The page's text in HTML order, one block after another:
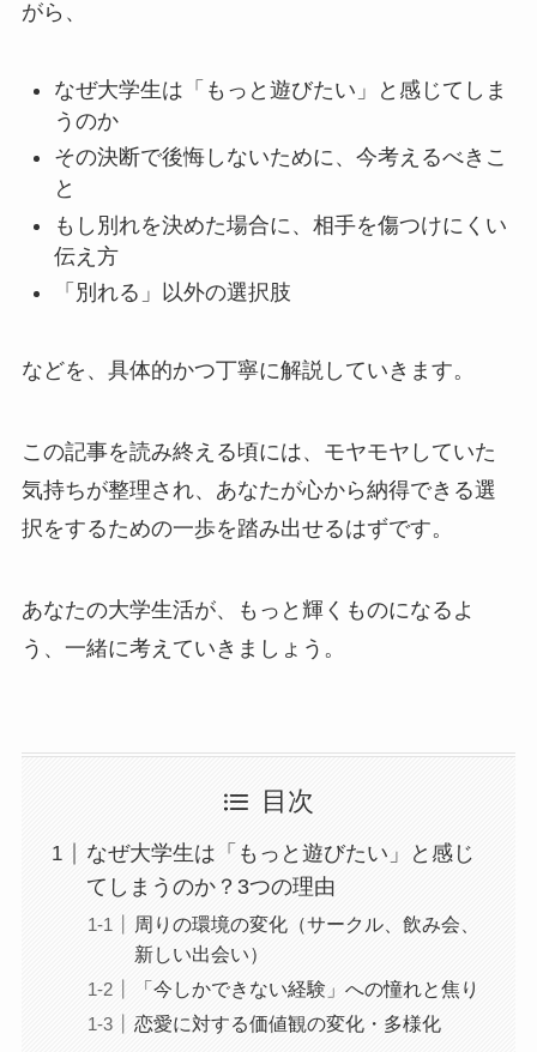
がら、
なぜ大学生は「もっと遊びたい」と感じてしま
うのか
その決断で後悔しないために、今考えるべきこ
と
もし別れを決めた場合に、相手を傷つけにくい
伝え方
「別れる」以外の選択肢
などを、具体的かつ丁寧に解説していきます。
この記事を読み終える頃には、モヤモヤしていた
気持ちが整理され、あなたが心から納得できる選
択をするための一歩を踏み出せるはずです。
あなたの大学生活が、もっと輝くものになるよ
う、一緒に考えていきましょう。
目次
なぜ大学生は「もっと遊びたい」と感じ
てしまうのか？3つの理由
周りの環境の変化（サークル、飲み会、
新しい出会い）
「今しかできない経験」への憧れと焦り
恋愛に対する価値観の変化・多様化